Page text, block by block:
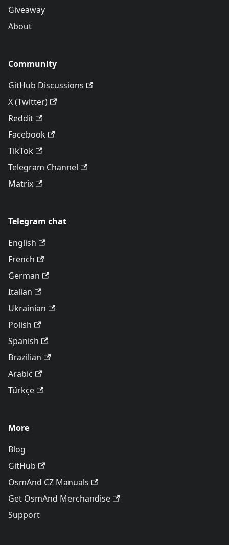
Giveaway
About
Community
GitHub Discussions
X (Twitter)
Reddit
Facebook
TikTok
Telegram Channel
Matrix
Telegram chat
English
French
German
Italian
Ukrainian
Polish
Spanish
Brazilian
Arabic
Türkçe
More
Blog
GitHub
OsmAnd CZ Manuals
Get OsmAnd Merchandise
Support